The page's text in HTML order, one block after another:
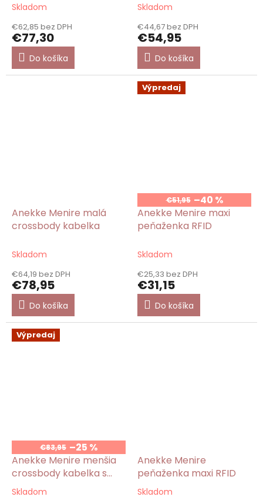
Skladom
€62,85 bez DPH
€77,30
Do košíka
Skladom
€44,67 bez DPH
€54,95
Do košíka
Anekke Menire malá
crossbody kabelka
Skladom
€64,19 bez DPH
€78,95
Do košíka
Výpredaj
€51,95 –40 %
Anekke Menire maxi
peňaženka RFID
Skladom
€25,33 bez DPH
€31,15
Do košíka
Výpredaj
€83,95 –25 %
Anekke Menire menšia
crossbody kabelka s
priehradkami
Priemerné
Skladom
Anekke Menire
peňaženka maxi RFID
Priemerné
Skladom